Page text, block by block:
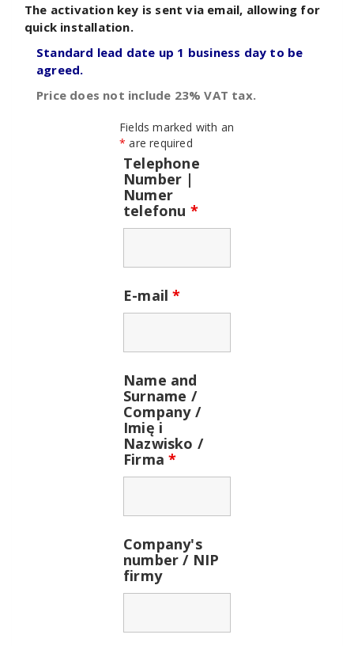
The activation key is sent via email, allowing for
quick installation.
Standard lead date up 1 business day to be
agreed.
Price does not include 23% VAT tax.
Fields marked with an
* are required
Telephone
Number |
Numer
telefonu *
E-mail*
Name and
Surname /
Company /
Imię i
Nazwisko /
Firma*
Company's
number / NIP
firmy